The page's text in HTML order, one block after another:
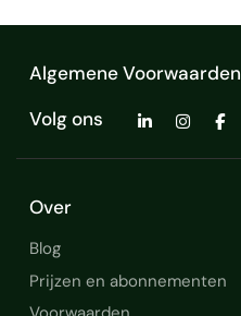
Algemene Voorwaarden
Volg ons
Over
Blog
Prijzen en abonnementen